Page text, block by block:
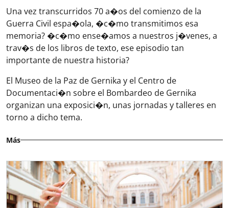
Una vez transcurridos 70 a�os del comienzo de la
Guerra Civil espa�ola, �c�mo transmitimos esa
memoria? �c�mo ense�amos a nuestros j�venes, a
trav�s de los libros de texto, ese episodio tan
importante de nuestra historia?
El Museo de la Paz de Gernika y el Centro de
Documentaci�n sobre el Bombardeo de Gernika
organizan una exposici�n, unas jornadas y talleres en
torno a dicho tema.
Más